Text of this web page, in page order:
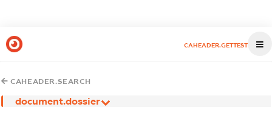
CAHEADER.GETTEST
CAHEADER.SEARCH
document.dossier